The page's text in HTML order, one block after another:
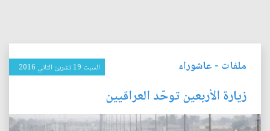
ملفات - عاشوراء السبت 19 تشرين الثاني 2016
زيارة الأربعين توحّد العراقيين